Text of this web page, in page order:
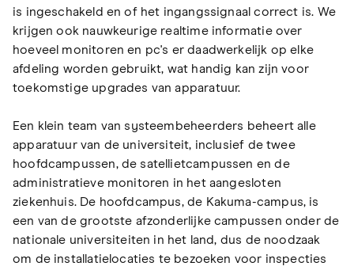
is ingeschakeld en of het ingangssignaal correct is. We
krijgen ook nauwkeurige realtime informatie over
hoeveel monitoren en pc's er daadwerkelijk op elke
afdeling worden gebruikt, wat handig kan zijn voor
toekomstige upgrades van apparatuur.
Een klein team van systeembeheerders beheert alle
apparatuur van de universiteit, inclusief de twee
hoofdcampussen, de satellietcampussen en de
administratieve monitoren in het aangesloten
ziekenhuis. De hoofdcampus, de Kakuma-campus, is
een van de grootste afzonderlijke campussen onder de
nationale universiteiten in het land, dus de noodzaak
om de installatielocaties te bezoeken voor inspecties